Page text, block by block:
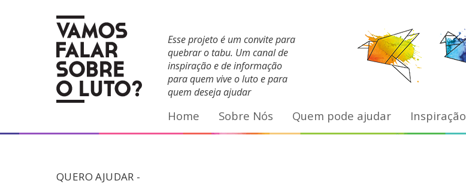
Esse projeto é um convite para
quebrar o tabu. Um canal de
inspiração e de informação
para quem vive o luto e para
quem deseja ajudar
FacebookYouTube
Home Sobre Nós Quem pode ajudar Inspiração
QUERO AJUDAR -